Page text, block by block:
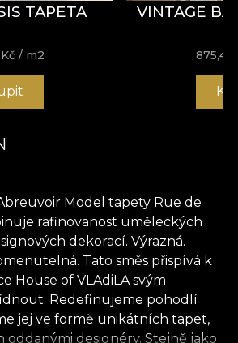
TAPETA
Kč / m2
VINTAGE
875,46
Model tapety Rue de
rafinovanost uměleckých
dekorací. Výrazná.
Tato směs přispívá k
House of VLAdiLA svým
Redefinujeme pohodlí
jej ve formě unikátních tapet,
oddanými designéry. Stejně jako